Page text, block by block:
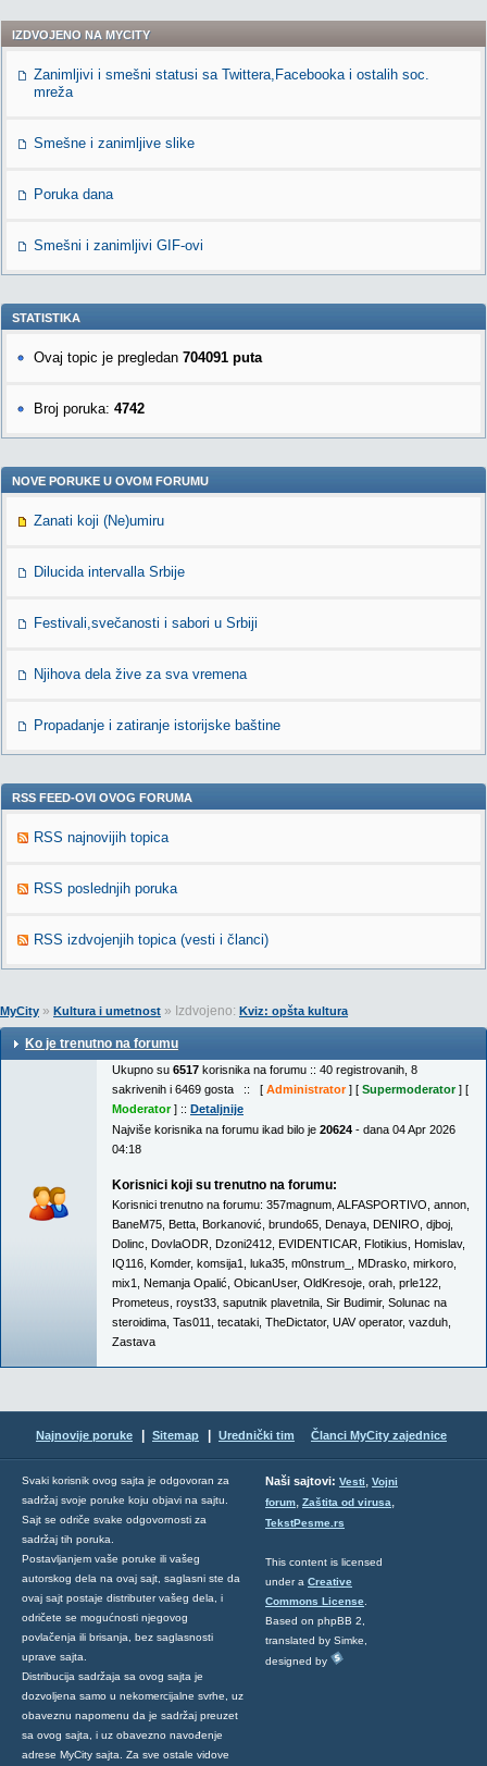
IZDVOJENO NA MYCITY
Zanimljivi i smešni statusi sa Twittera,Facebooka i ostalih soc.
mreža
Smešne i zanimljive slike
Poruka dana
Smešni i zanimljivi GIF-ovi
STATISTIKA
Ovaj topic je pregledan 704091 puta
Broj poruka: 4742
NOVE PORUKE U OVOM FORUMU
Zanati koji (Ne)umiru
Dilucida intervalla Srbije
Festivali,svečanosti i sabori u Srbiji
Njihova dela žive za sva vremena
Propadanje i zatiranje istorijske baštine
RSS FEED-OVI OVOG FORUMA
RSS najnovijih topica
RSS poslednjih poruka
RSS izdvojenjih topica (vesti i članci)
MyCity » Kultura i umetnost » Izdvojeno: Kviz: opšta kultura
Ko je trenutno na forumu
Ukupno su 6517 korisnika na forumu :: 40 registrovanih, 8
sakrivenih i 6469 gosta :: [ Administrator] [ Supermoderator] [
Moderator] :: Detaljnije
Najviše korisnika na forumu ikad bilo je 20624 - dana 04 Apr 2026
04:18
Korisnici koji su trenutno na forumu:
Korisnici trenutno na forumu: 357magnum ALFASPORTIVO annon
BaneM75 Betta Borkanović brundo65 Denaya DENIRO djboj
Dolinc DovlaODR Dzoni2412 EVIDENTICAR Flotikius Homislav,
IQ116 Komder, komsija1 luka35 m0nstrum_ MDrasko mirkoro
mix1
Nemanja Opalić ObicanUser, OldKresoje orah prle122
Prometeus royst33 saputnik plavetnila Sir Budimir, Solunac na
steroidima Tas011 tecataki TheDictator, UAV operator, vazduh
Zastava
Najnovije poruke Sitemap Urednički tim Članci MyCity zajednice
Svaki korisnik ovog sajta je odgovoran za
sadržaj svoje poruke koju objavi na sajtu.
Sajt se odriče svake odgovornosti za
sadržaj tih poruka.
Postavljanjem vaše poruke ili vašeg
autorskog dela na ovaj sajt, saglasni ste da
ovaj sajt postaje distributer vašeg dela, i
odričete se mogućnosti njegovog
povlačenja ili brisanja, bez saglasnosti
uprave sajta.
Distribucija sadržaja sa ovog sajta je
dozvoljena samo u nekomercijalne svrhe, uz
obaveznu napomenu da je sadržaj preuzet
sa ovog sajta, i uz obavezno navođenje
adrese MyCity sajta. Za sve ostale vidove
Naši sajtovi: Vesti, Vojni
forum, Zaštita od virusa,
TekstPesme.rs
This content is licensed
under a Creative
Commons License
Based on phpBB 2,
translated by Simke,
designed by